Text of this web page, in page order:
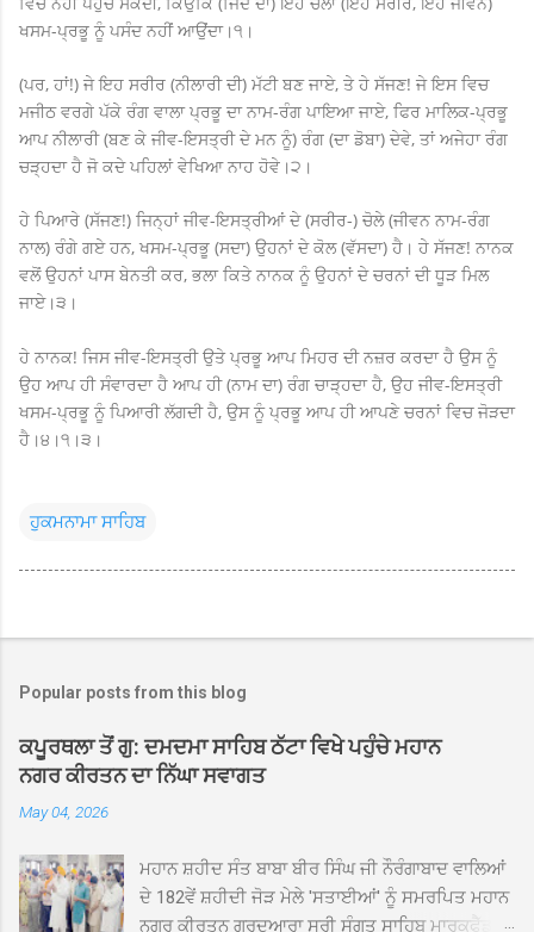
ਖਸਮ-ਪ੍ਰਭੂ ਨੂੰ ਪਸੰਦ ਨਹੀਂ ਆਉਂਦਾ।੧।
(ਪਰ, ਹਾਂ!) ਜੇ ਇਹ ਸਰੀਰ (ਨੀਲਾਰੀ ਦੀ) ਮੱਟੀ ਬਣ ਜਾਏ, ਤੇ ਹੇ ਸੱਜਣ! ਜੇ ਇਸ ਵਿਚ
ਮਜੀਠ ਵਰਗੇ ਪੱਕੇ ਰੰਗ ਵਾਲਾ ਪ੍ਰਭੂ ਦਾ ਨਾਮ-ਰੰਗ ਪਾਇਆ ਜਾਏ, ਫਿਰ ਮਾਲਿਕ-ਪ੍ਰਭੂ
ਆਪ ਨੀਲਾਰੀ (ਬਣ ਕੇ ਜੀਵ-ਇਸਤ੍ਰੀ ਦੇ ਮਨ ਨੂੰ) ਰੰਗ (ਦਾ ਡੋਬਾ) ਦੇਵੇ, ਤਾਂ ਅਜੇਹਾ ਰੰਗ
ਚੜ੍ਹਦਾ ਹੈ ਜੋ ਕਦੇ ਪਹਿਲਾਂ ਵੇਖਿਆ ਨਾਹ ਹੋਵੇ।੨।
ਹੇ ਪਿਆਰੇ (ਸੱਜਣ!) ਜਿਨ੍ਹਾਂ ਜੀਵ-ਇਸਤ੍ਰੀਆਂ ਦੇ (ਸਰੀਰ-) ਚੋਲੇ (ਜੀਵਨ ਨਾਮ-ਰੰਗ
ਨਾਲ) ਰੰਗੇ ਗਏ ਹਨ, ਖਸਮ-ਪ੍ਰਭੂ (ਸਦਾ) ਉਹਨਾਂ ਦੇ ਕੋਲ (ਵੱਸਦਾ) ਹੈ। ਹੇ ਸੱਜਣ! ਨਾਨਕ
ਵਲੋਂ ਉਹਨਾਂ ਪਾਸ ਬੇਨਤੀ ਕਰ, ਭਲਾ ਕਿਤੇ ਨਾਨਕ ਨੂੰ ਉਹਨਾਂ ਦੇ ਚਰਨਾਂ ਦੀ ਧੂੜ ਮਿਲ
ਜਾਏ।੩।
ਹੇ ਨਾਨਕ! ਜਿਸ ਜੀਵ-ਇਸਤ੍ਰੀ ਉਤੇ ਪ੍ਰਭੂ ਆਪ ਮਿਹਰ ਦੀ ਨਜ਼ਰ ਕਰਦਾ ਹੈ ਉਸ ਨੂੰ
ਉਹ ਆਪ ਹੀ ਸੰਵਾਰਦਾ ਹੈ ਆਪ ਹੀ (ਨਾਮ ਦਾ) ਰੰਗ ਚਾੜ੍ਹਦਾ ਹੈ, ਉਹ ਜੀਵ-ਇਸਤ੍ਰੀ
ਖਸਮ-ਪ੍ਰਭੂ ਨੂੰ ਪਿਆਰੀ ਲੱਗਦੀ ਹੈ, ਉਸ ਨੂੰ ਪ੍ਰਭੂ ਆਪ ਹੀ ਆਪਣੇ ਚਰਨਾਂ ਵਿਚ ਜੋੜਦਾ
ਹੈ।੪।੧।੩।
ਹੁਕਮਨਾਮਾ ਸਾਹਿਬ
Popular posts from this blog
ਕਪੂਰਥਲਾ ਤੋਂ ਗੁ: ਦਮਦਮਾ ਸਾਹਿਬ ਠੱਟਾ ਵਿਖੇ ਪਹੁੰਚੇ ਮਹਾਨ
ਨਗਰ ਕੀਰਤਨ ਦਾ ਨਿੱਘਾ ਸਵਾਗਤ
May 04, 2026
ਮਹਾਨ ਸ਼ਹੀਦ ਸੰਤ ਬਾਬਾ ਬੀਰ ਸਿੰਘ ਜੀ ਨੌਰੰਗਾਬਾਦ ਵਾਲਿਆਂ
ਦੇ 182ਵੇਂ ਸ਼ਹੀਦੀ ਜੋੜ ਮੇਲੇ 'ਸਤਾਈਆਂ' ਨੂੰ ਸਮਰਪਿਤ ਮਹਾਨ
ਨਗਰ ਕੀਰਤਨ ਗੁਰਦੁਆਰਾ ਸ੍ਰੀ ਸੰਗਤ ਸਾਹਿਬ ਮਾਰਕਫੈੱਡ